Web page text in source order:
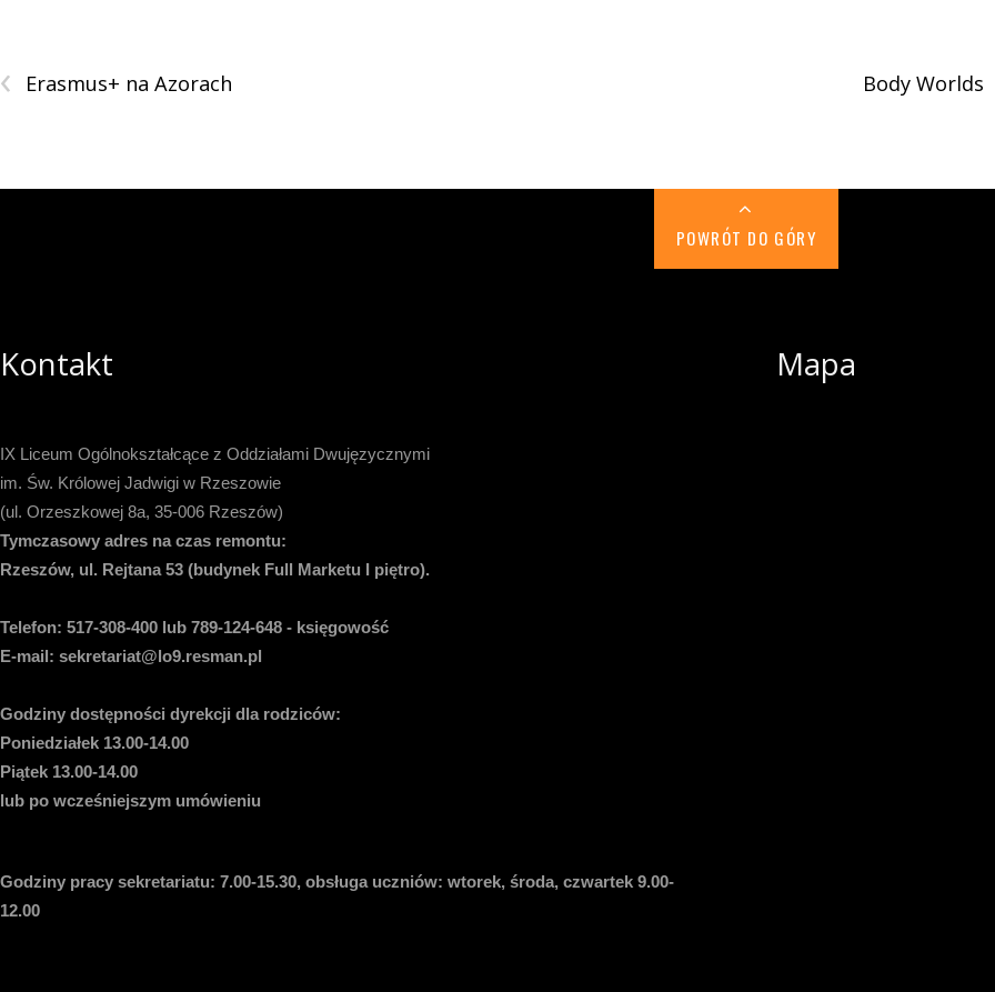
‹ Erasmus+ na Azorach Body Worlds
POWRÓT DO GÓRY
Kontakt
IX Liceum Ogólnokształcące z Oddziałami Dwujęzycznymi
im. Św. Królowej Jadwigi w Rzeszowie
(ul. Orzeszkowej 8a, 35-006 Rzeszów)
Tymczasowy adres na czas remontu:
Rzeszów, ul. Rejtana 53 (budynek Full Marketu I piętro).
Telefon: 517-308-400 lub 789-124-648 - księgowość
E-mail: sekretariat@lo9.resman.pl
Godziny dostępności dyrekcji dla rodziców:
Poniedziałek 13.00-14.00
Piątek 13.00-14.00
lub po wcześniejszym umówieniu
Godziny pracy sekretariatu: 7.00-15.30, obsługa uczniów: wtorek, środa, czwartek 9.00-
12.00
Mapa